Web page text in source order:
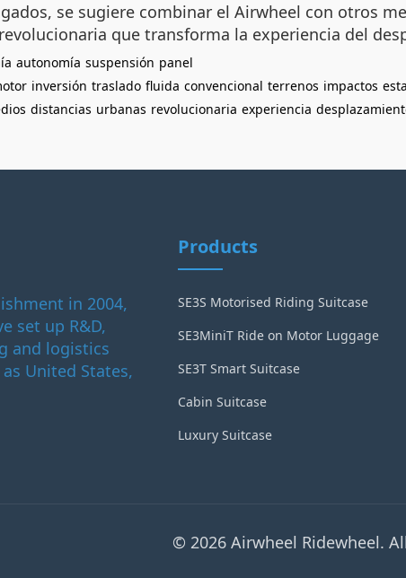
se sugiere combinar el Airwheel con otros
que transforma la experiencia del
autonomía suspensión panel
inversión traslado fluida convencional terrenos impactos
distancias urbanas revolucionaria experiencia
in 2004,
set up R&D,
and logistics
United States,
Products
SE3S Motorised Riding Suitcase
SE3MiniT Ride on Motor Luggage
SE3T Smart Suitcase
Cabin Suitcase
Luxury Suitcase
© 2026 Airwheel Ridewheel.